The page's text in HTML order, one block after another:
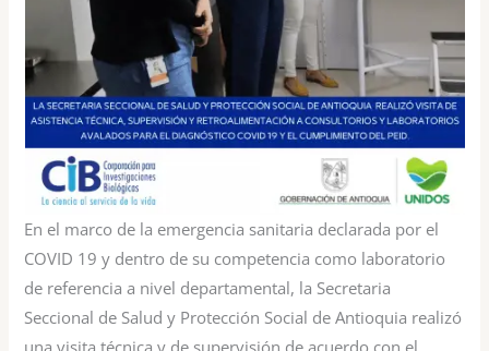
En el marco de la emergencia sanitaria declarada por el
COVID 19 y dentro de su competencia como laboratorio
de referencia a nivel departamental, la Secretaria
Seccional de Salud y Protección Social de Antioquia realizó